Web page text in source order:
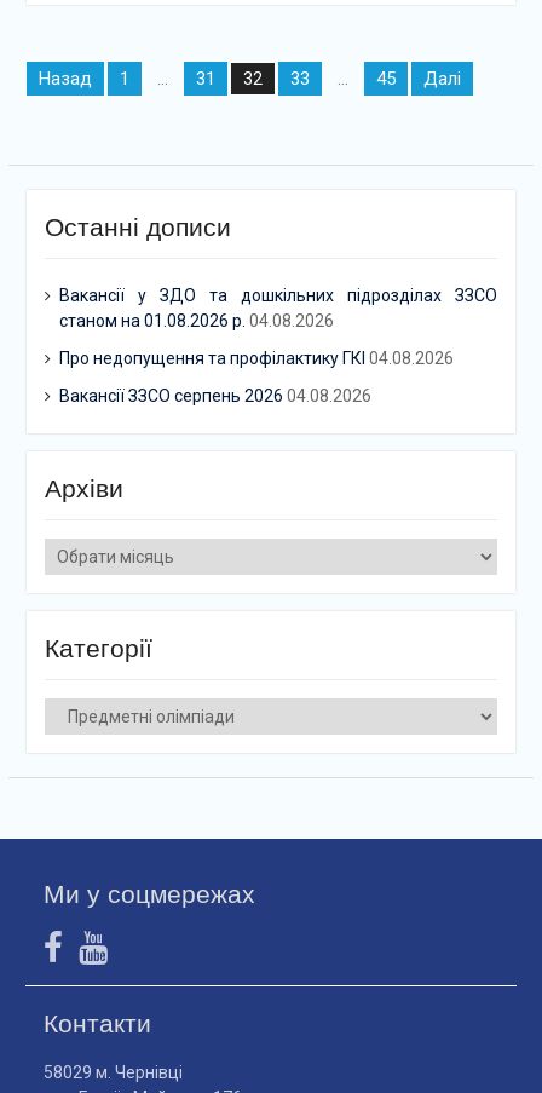
Навігація
записів
Назад 1 31 32 33 45 Далі
Останні дописи
Вакансії у ЗДО та дошкільних підрозділах ЗЗСО
станом на 01.08.2026 р. 04.08.2026
Про недопущення та профілактику ГКІ 04.08.2026
Вакансії ЗЗСО серпень 2026 04.08.2026
Архіви
Архіви
Категорії
Категорії
Ми у соцмережах
Контакти
58029 м. Чернівці